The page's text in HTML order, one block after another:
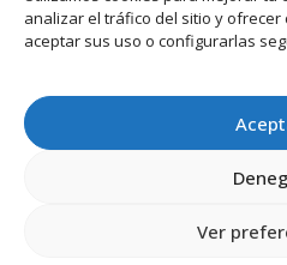
analizar el tráfico del sitio y
aceptar sus uso o configurarlas
Ver